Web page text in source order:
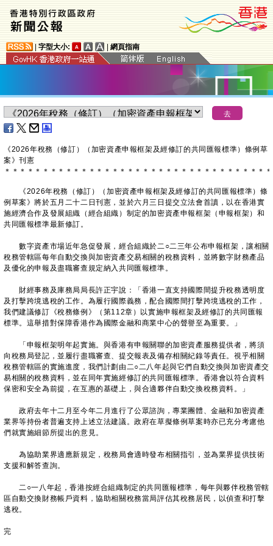
字型大小: 網頁指南
《2026年稅務（修訂）（加密資產申報框架及經修訂的共同匯報標準）條例草
案》刊憲
＊ ＊ ＊ ＊ ＊ ＊ ＊ ＊ ＊ ＊ ＊ ＊ ＊ ＊ ＊ ＊ ＊ ＊ ＊ ＊ ＊ ＊ ＊ ＊ ＊ ＊ ＊ ＊ ＊ ＊ ＊ ＊ ＊ ＊ ＊
《2026年稅務（修訂）（加密資產申報框架及經修訂的共同匯報標準）條
例草案》將於五月二十二日刊憲，並於六月三日提交立法會首讀，以在香港實
施經濟合作及發展組織（經合組織）制定的加密資產申報框架（申報框架）和
共同匯報標準最新修訂。
數字資產市場近年急促發展，經合組織於二○二三年公布申報框架，讓相關
稅務管轄區每年自動交換與加密資產交易相關的稅務資料，並將數字財務產品
及優化的申報及盡職審查規定納入共同匯報標準。
財經事務及庫務局局長許正宇說：「香港一直支持國際間提升稅務透明度
及打擊跨境逃稅的工作。為履行國際義務，配合國際間打擊跨境逃稅的工作，
我們建議修訂《稅務條例》（第112章）以實施申報框架及經修訂的共同匯報
標準。這舉措對保障香港作為國際金融和商業中心的聲譽至為重要。」
「申報框架明年起實施。與香港有申報關聯的加密資產服務提供者，將須
向稅務局登記，並履行盡職審查、提交報表及備存相關紀錄等責任。視乎相關
稅務管轄區的實施進度，我們計劃由二○二八年起與它們自動交換與加密資產交
易相關的稅務資料，並在同年實施經修訂的共同匯報標準。香港會以符合資料
保密和安全為前提，在互惠的基礎上，與合適夥伴自動交換稅務資料。」
政府去年十二月至今年二月進行了公眾諮詢，專業團體、金融和加密資產
業界等持份者普遍支持上述立法建議。政府在草擬條例草案時亦已充分考慮他
們就實施細節所提出的意見。
為協助業界適應新規定，稅務局會適時發布相關指引，並為業界提供技術
支援和解答查詢。
二○一八年起，香港按經合組織制定的共同匯報標準，每年與夥伴稅務管轄
區自動交換財務帳戶資料，協助相關稅務當局評估其稅務居民，以偵查和打擊
逃稅。
完